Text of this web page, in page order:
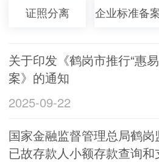
证照分离
企业标准备
关于印发《鹤岗市推行“惠
案》的通知
2025-09-22
国家金融监督管理总局鹤
已故存款人小额存款查询和